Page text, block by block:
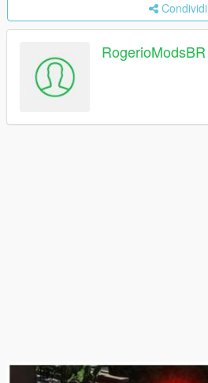
Condividi
RogerioModsBR